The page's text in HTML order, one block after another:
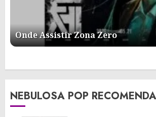
Onde Assistir Zona Zero
NEBULOSA POP RECOMENDA